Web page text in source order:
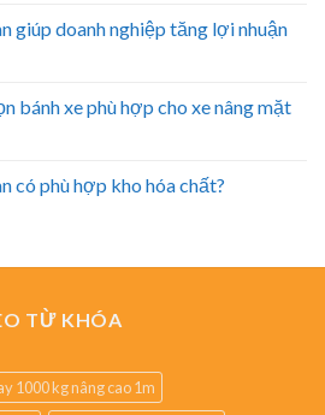
giúp doanh nghiệp tăng lợi nhuận
bánh xe phù hợp cho xe nâng mặt
có phù hợp kho hóa chất?
TỪ KHÓA
1000 kg nâng cao 1m